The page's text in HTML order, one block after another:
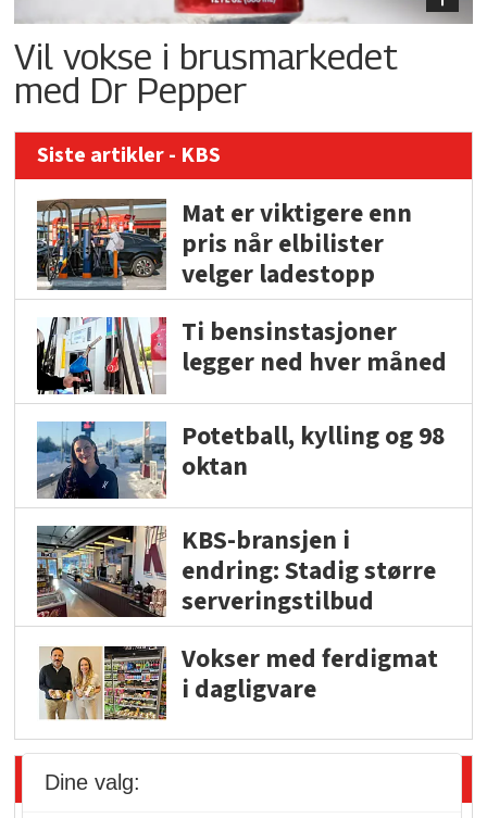
Vil vokse i brusmarkedet
med Dr Pepper
Siste artikler - KBS
Mat er viktigere enn
pris når elbilister
velger ladestopp
Ti bensinstasjoner
legger ned hver måned
Potetball, kylling og 98
oktan
KBS-bransjen i
endring: Stadig større
serveringstilbud
Vokser med ferdigmat
i dagligvare
Siste artikler - Butikk i praksis
Dine valg: